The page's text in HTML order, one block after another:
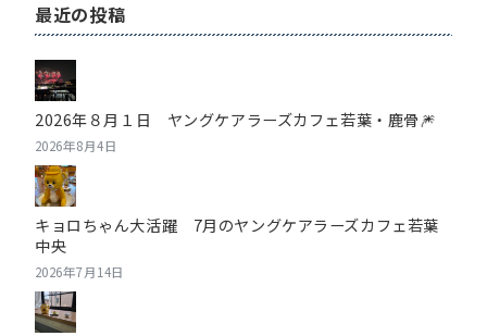
最近の投稿
2026年８月１日 ヤングケアラーズカフェ若葉・鹿骨🎆
2026年8月4日
キョロちゃん大活躍 7月のヤングケアラーズカフェ若葉
中央
2026年7月14日